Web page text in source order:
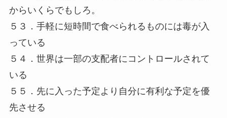
からいくらでもしろ。
５３．手軽に短時間で食べられるものには毒が入
っている
５４．世界は一部の支配者にコントロールされて
いる
５５．先に入った予定より自分に有利な予定を優
先させる